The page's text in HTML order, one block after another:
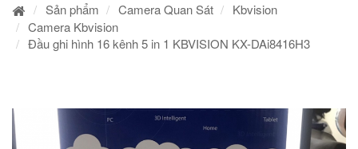
Sản phẩm Camera Quan Sát
Kbvision
Camera Kbvision
Đầu ghi hình 16 kênh 5 in 1 KBVISION KX-DAi8416H3